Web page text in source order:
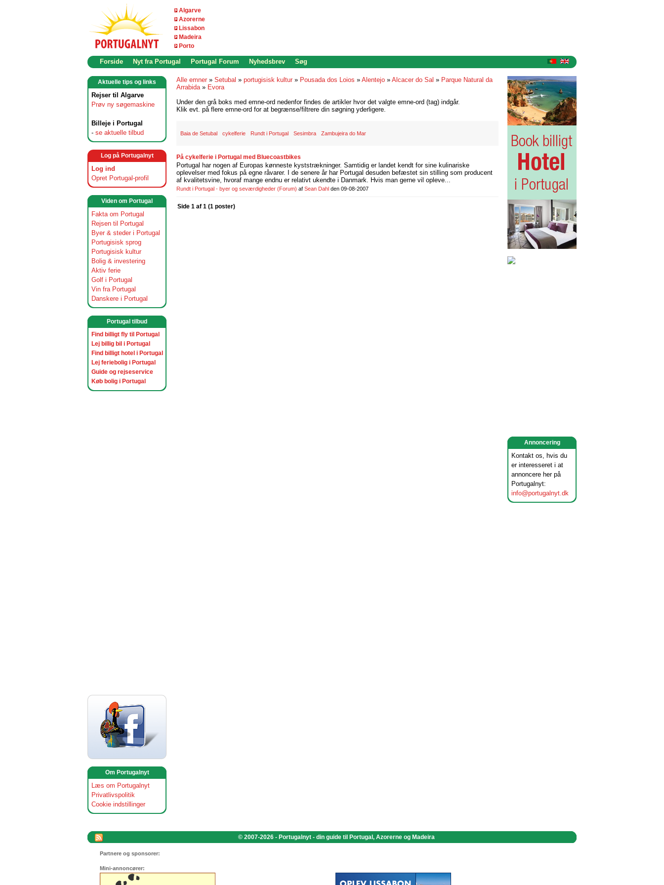
Algarve
Azorerne
Lissabon
Madeira
Porto
Forside Nyt fra Portugal Portugal Forum Nyhedsbrev Søg
Annoncering
Kontakt os, hvis du
er interesseret i at
annoncere her på
Portugalnyt:
info@portugalnyt.dk
Aktuelle tips og links
Rejser til Algarve
Prøv ny søgemaskine
Billeje i Portugal
- se aktuelle tilbud
Log på Portugalnyt
Log ind
Opret Portugal-profil
Viden om Portugal
Fakta om Portugal
Rejsen til Portugal
Byer & steder i Portugal
Portugisisk sprog
Portugisisk kultur
Bolig & investering
Aktiv ferie
Golf i Portugal
Vin fra Portugal
Danskere i Portugal
Portugal tilbud
Find billigt fly til Portugal
Lej billig bil i Portugal
Find billigt hotel i Portugal
Lej feriebolig i Portugal
Guide og rejseservice
Køb bolig i Portugal
Om Portugalnyt
Læs om Portugalnyt
Privatlivspolitik
Cookie indstillinger
Alle emner » Setubal » portugisisk kultur » Pousada dos Loios » Alentejo » Alcacer do Sal » Parque Natural da
Arrabida» Evora
Under den grå boks med emne-ord nedenfor findes de artikler hvor det valgte emne-ord (tag) indgår.
Klik evt. på flere emne-ord for at begrænse/filtrere din søgning yderligere.
Baia de Setubal cykelferie Rundt i Portugal Sesimbra Zambujeira do Mar
På cykelferie i Portugal med Bluecoastbikes
Portugal har nogen af Europas kønneste kyststrækninger. Samtidig er landet kendt for sine kulinariske
oplevelser med fokus på egne råvarer. I de senere år har Portugal desuden befæstet sin stilling som producent
af kvalitetsvine, hvoraf mange endnu er relativt ukendte i Danmark. Hvis man gerne vil opleve...
Rundt i Portugal - byer og seværdigheder (Forum) af Sean Dahl den 09-08-2007
Side 1 af 1 (1 poster)
© 2007-2026 - Portugalnyt - din guide til Portugal, Azorerne og Madeira
Partnere og sponsorer:
Mini-annoncører: